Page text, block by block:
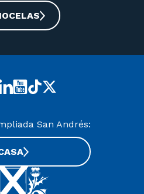
San Andrés: